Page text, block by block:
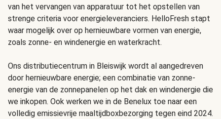
van het vervangen van apparatuur tot het opstellen van
strenge criteria voor energieleveranciers. HelloFresh stapt
waar mogelijk over op hernieuwbare vormen van energie,
zoals zonne- en windenergie en waterkracht.
Ons distributiecentrum in Bleiswijk wordt al aangedreven
door hernieuwbare energie; een combinatie van zonne-
energie van de zonnepanelen op het dak en windenergie die
we inkopen. Ook werken we in de Benelux toe naar een
volledig emissievrije maaltijdboxbezorging tegen eind 2024.